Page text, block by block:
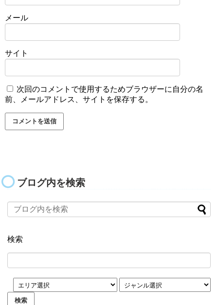
メール
サイト
次回のコメントで使用するためブラウザーに自分の名
前、メールアドレス、サイトを保存する。
ブログ内を検索
検索